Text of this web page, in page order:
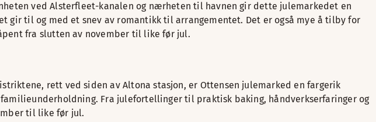
ved Alsterfleet-kanalen og nærheten til havnen gir dette julemarkedet en
til og med et snev av romantikk til arrangementet. Det er også mye å tilby for
fra slutten av november til like før jul.
rett ved siden av Altona stasjon, er Ottensen julemarked en fargerik
Fra julefortellinger til praktisk baking, håndverkserfaringer og
til like før jul.